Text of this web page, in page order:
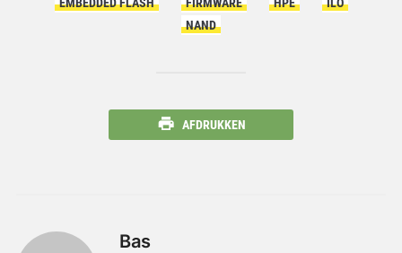
NAND
AFDRUKKEN
Bas